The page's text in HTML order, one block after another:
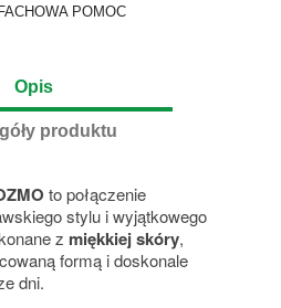
POMOC
Opis
produktu
to połączenie
stylu i wyjątkowego
z miękkiej skóry,
formą i doskonale
dni.